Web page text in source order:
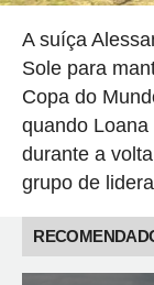
A suíça
Sole para
Copa do
quando
durante a
grupo de